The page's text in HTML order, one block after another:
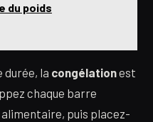
du poids
durée, la congélationest
chaque barre
puis placez-